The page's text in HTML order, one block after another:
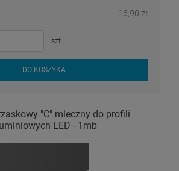
16,90 zł
szt.
DO KOSZYKA
"C" mleczny do profili
LED - 1mb